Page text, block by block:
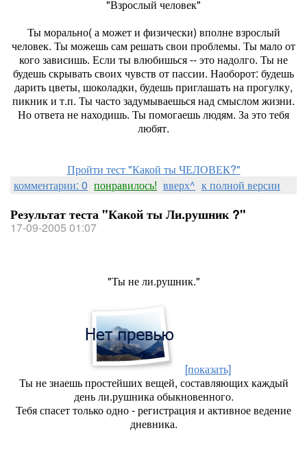
"Взрослый человек"
Ты морально( а может и физически) вполне взрослый
человек. Ты можешь сам решать свои проблемы. Ты мало от
кого зависишь. Если ты влюбишься -- это надолго. Ты не
будешь скрывать своих чувств от пассии. Наоборот: будешь
дарить цветы, шоколадки, будешь приглашать на прогулку,
пикник и т.п. Ты часто задумываешься над смыслом жизни.
Но ответа не находишь. Ты помогаешь людям. За это тебя
любят.
Пройти тест "Какой ты ЧЕЛОВЕК?"
комментарии: 0 понравилось! вверх^ к полной версии
Результат теста "Какой ты Ли.рушник ?"
17-09-2005 01:07
"Ты не ли.рушник."
[показать]
Ты не знаешь простейших вещей, составляющих каждый
день ли.рушника обыкновенного.
Тебя спасет только одно - регистрация и активное ведение
дневника.